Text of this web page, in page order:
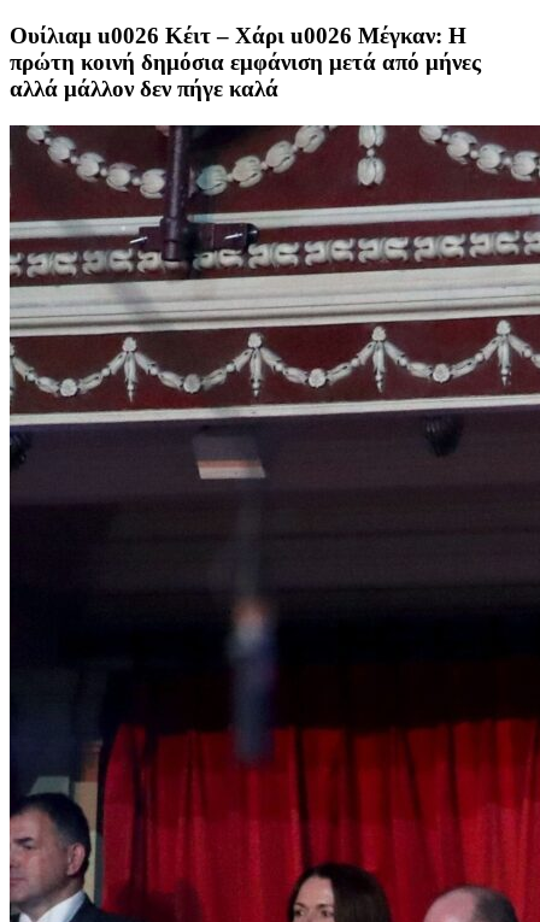
Ουίλιαμ u0026 Κέιτ – Χάρι u0026 Μέγκαν: Η
πρώτη κοινή δημόσια εμφάνιση μετά από μήνες
αλλά μάλλον δεν πήγε καλά